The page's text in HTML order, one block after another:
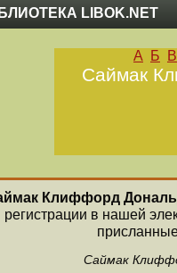
LIBOK.NET
А Б В
Саймак
Клиффорд
регистрации в нашей
Саймак